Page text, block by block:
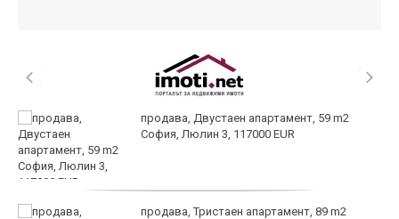
продава, Двустаен апартамент, 59 m2
София, Люлин 3, 117000 EUR
продава, Тристаен апартамент, 89 m2